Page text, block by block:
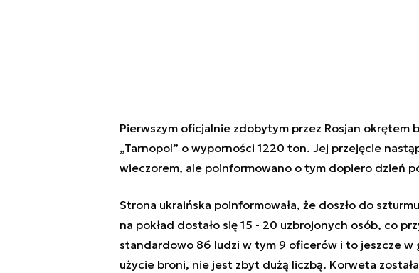
Pierwszym oficjalnie zdobytym przez Rosjan okrętem
„Tarnopol” o wyporności 1220 ton. Jej przejęcie
wieczorem, ale poinformowano o tym dopiero dzień
Strona ukraińska poinformowała, że doszło do
na pokład dostało się 15 - 20 uzbrojonych osób, co
standardowo 86 ludzi w tym 9 oficerów i to jeszcze
użycie broni, nie jest zbyt dużą liczbą. Korweta